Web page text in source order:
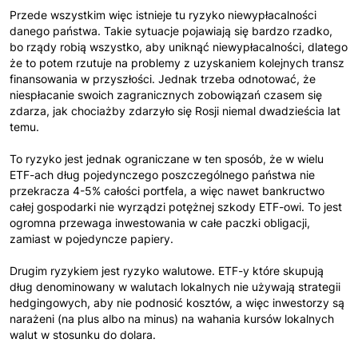
Przede wszystkim więc istnieje tu ryzyko niewypłacalności
danego państwa. Takie sytuacje pojawiają się bardzo rzadko,
bo rządy robią wszystko, aby uniknąć niewypłacalności, dlatego
że to potem rzutuje na problemy z uzyskaniem kolejnych transz
finansowania w przyszłości. Jednak trzeba odnotować, że
niespłacanie swoich zagranicznych zobowiązań czasem się
zdarza, jak chociażby zdarzyło się Rosji niemal dwadzieścia lat
temu.
To ryzyko jest jednak ograniczane w ten sposób, że w wielu
ETF-ach dług pojedynczego poszczególnego państwa nie
przekracza 4-5% całości portfela, a więc nawet bankructwo
całej gospodarki nie wyrządzi potężnej szkody ETF-owi. To jest
ogromna przewaga inwestowania w całe paczki obligacji,
zamiast w pojedyncze papiery.
Drugim ryzykiem jest ryzyko walutowe. ETF-y które skupują
dług denominowany w walutach lokalnych nie używają strategii
hedgingowych, aby nie podnosić kosztów, a więc inwestorzy są
narażeni (na plus albo na minus) na wahania kursów lokalnych
walut w stosunku do dolara.